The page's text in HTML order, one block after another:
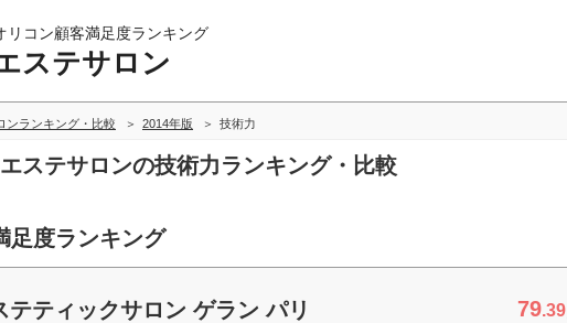
リコン顧客満足度ランキング
ステサロン
ンランキング・比較 2014年版 技術力
エステサロンの技術力ランキング・比較
足度ランキング
テティックサロン ゲラン パリ 79.39